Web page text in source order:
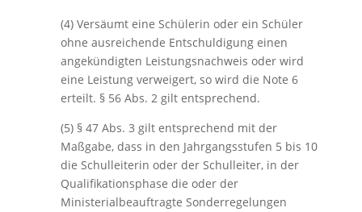
(4) Versäumt eine Schülerin oder ein Schüler
ohne ausreichende Entschuldigung einen
angekündigten Leistungsnachweis oder wird
eine Leistung verweigert, so wird die Note 6
erteilt. § 56 Abs. 2 gilt entsprechend.
(5) § 47 Abs. 3 gilt entsprechend mit der
Maßgabe, dass in den Jahrgangsstufen 5 bis 10
die Schulleiterin oder der Schulleiter, in der
Qualifikationsphase die oder der
Ministerialbeauftragte Sonderregelungen